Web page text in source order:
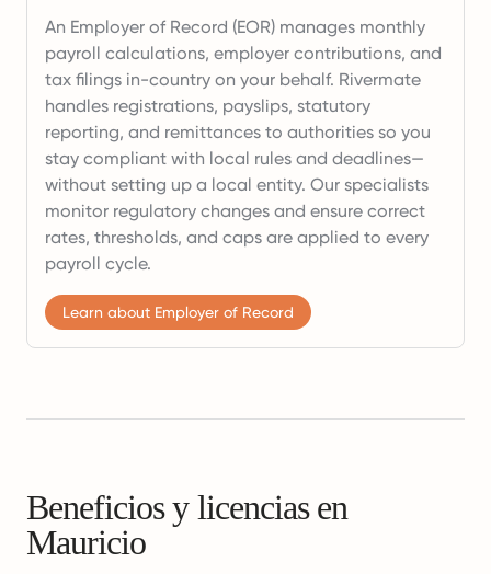
An Employer of Record (EOR) manages monthly
payroll calculations, employer contributions, and
tax filings in-country on your behalf. Rivermate
handles registrations, payslips, statutory
reporting, and remittances to authorities so you
stay compliant with local rules and deadlines—
without setting up a local entity. Our specialists
monitor regulatory changes and ensure correct
rates, thresholds, and caps are applied to every
payroll cycle.
Learn about Employer of Record
Beneficios y licencias en
Mauricio